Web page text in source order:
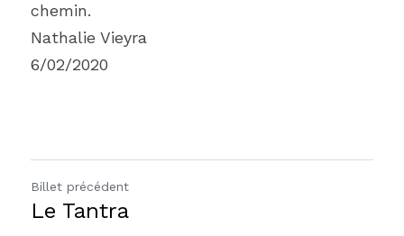
chemin.
Nathalie Vieyra
6/02/2020
Billet précédent
Le Tantra